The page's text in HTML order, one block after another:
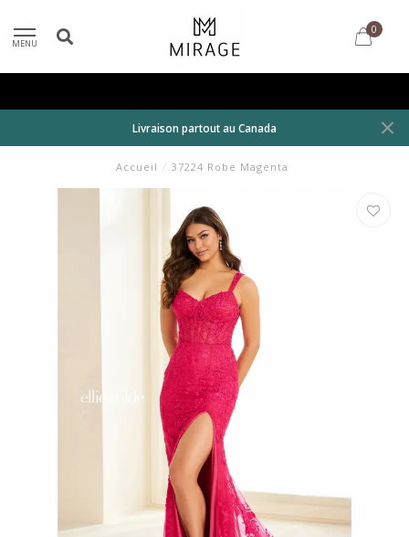
MENU
0
Livraison partout au Canada
Accueil / 37224 Robe Magenta